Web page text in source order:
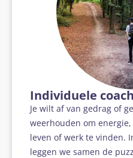
Individuele
Je wilt af van gedrag of
weerhouden om
leven of werk te vinden.
leggen we samen de